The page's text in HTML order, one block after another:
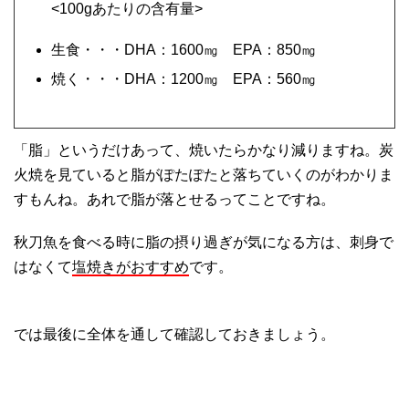
<100gあたりの含有量>
生食・・・DHA：1600㎎ EPA：850㎎
焼く・・・DHA：1200㎎ EPA：560㎎
「脂」というだけあって、焼いたらかなり減りますね。炭
火焼を見ていると脂がぽたぽたと落ちていくのがわかりま
すもんね。あれで脂が落とせるってことですね。
秋刀魚を食べる時に脂の摂り過ぎが気になる方は、刺身で
はなくて塩焼きがおすすめです。
では最後に全体を通して確認しておきましょう。